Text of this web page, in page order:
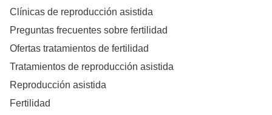
Clínicas de reproducción asistida
Preguntas frecuentes sobre fertilidad
Ofertas tratamientos de fertilidad
Tratamientos de reproducción asistida
Reproducción asistida
Fertilidad